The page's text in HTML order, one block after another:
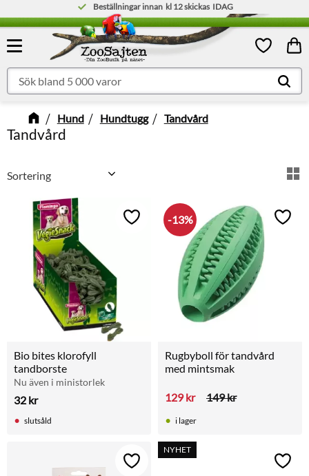
Meny
Beställningar innan kl 12skickas IDAG
Favoriter
Hund Hundtugg Tandvård
Tandvård
Bio bites klorofyll
tandborste
Nu även i ministorlek
32 kr
Lägg till i favoriter
slutsåld
Rugbyboll för tandvård
med mintsmak
129kr 149kr
13% Lägg
i lager
Lägg till i favoriter
NYHET
Lägg